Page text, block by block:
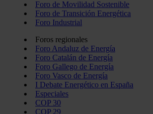
Foro de Movilidad Sostenible
Foro de Transición Energética
Foro Industrial
Foros regionales
Foro Andaluz de Energía
Foro Catalán de Energía
Foro Gallego de Energía
Foro Vasco de Energía
I Debate Energético en España
Especiales
COP 30
COP 29